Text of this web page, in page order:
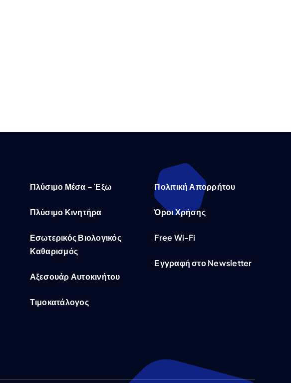
Πλύσιμο Μέσα – Έξω
Πλύσιμο Κινητήρα
Εσωτερικός Βιολογικός
Καθαρισμός
Αξεσουάρ Αυτοκινήτου
Τιμοκατάλογος
Πολιτική Απορρήτου
Όροι Χρήσης
Free Wi-Fi
Εγγραφή στο Newsletter